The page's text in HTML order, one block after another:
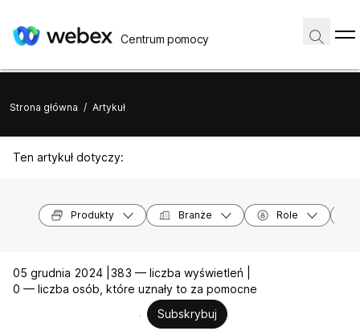
Centrum pomocy
Strona główna / Artykuł
Ten artykuł dotyczy:
Produkty Branże Role
05 grudnia 2024 | 383 — liczba wyświetleń |
0 — liczba osób, które uznały to za pomocne
Subskrybuj